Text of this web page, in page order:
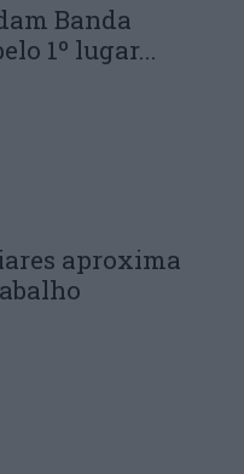
Banda
1º lugar...
aproxima